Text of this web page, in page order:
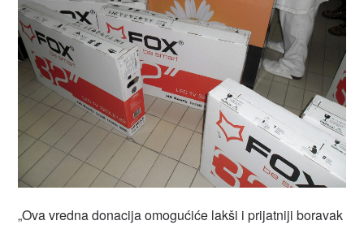
„Ova vredna donacija omogućiće lakši i prijatniji boravak